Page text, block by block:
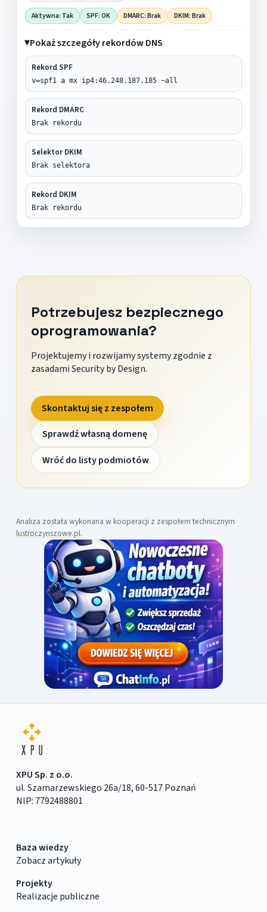
Aktywna: Tak SPF: OK DMARC: Brak DKIM: Brak
Pokaż szczegóły rekordów DNS
Rekord SPF
v=spf1 a mx ip4:46.248.187.185 ~all
Rekord DMARC
Brak rekordu
Selektor DKIM
Brak selektora
Rekord DKIM
Brak rekordu
Potrzebujesz bezpiecznego
oprogramowania?
Projektujemy i rozwijamy systemy zgodnie z
zasadami Security by Design.
Skontaktuj się z zespołem
Sprawdź własną domenę
Wróć do listy podmiotów
Analiza została wykonana w kooperacji z zespołem technicznym
lustroczynszowe.pl.
XPU Sp. z o.o.
ul. Szamarzewskiego 26a/18, 60-517 Poznań
NIP: 7792488801
Baza wiedzy
Zobacz artykuły
Projekty
Realizacje publiczne